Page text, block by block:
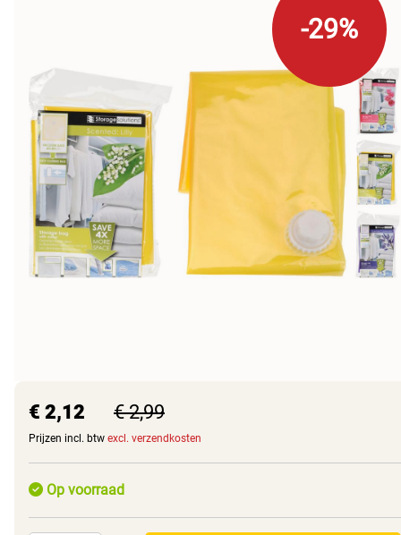
-29%
€ 2,12 € 2,99
Prijzen incl. btw excl. verzendkosten
Op voorraad